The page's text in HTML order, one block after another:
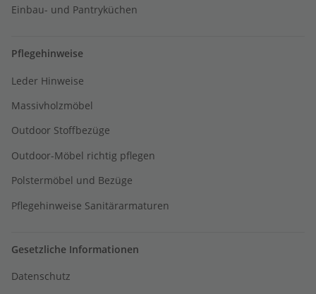
Einbau- und Pantryküchen
Pflegehinweise
Leder Hinweise
Massivholzmöbel
Outdoor Stoffbezüge
Outdoor-Möbel richtig pflegen
Polstermöbel und Bezüge
Pflegehinweise Sanitärarmaturen
Gesetzliche Informationen
Datenschutz